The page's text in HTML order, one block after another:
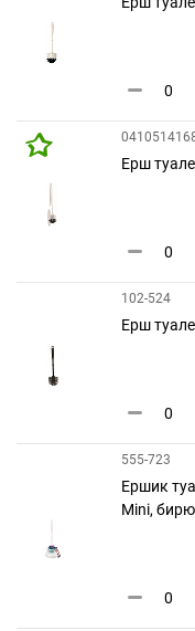
Ерш
102-524
Ерш
555-723
Ершик
Mini,